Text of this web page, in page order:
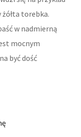
torebka.
w nadmierną
mocnym
być dość